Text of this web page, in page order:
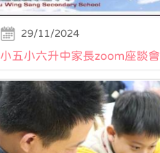
29/11/2024
小五小六升中家長zoom座談會